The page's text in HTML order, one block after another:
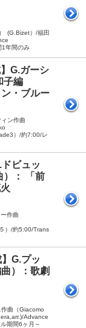
(G.Bizet）/福田
1年間のみ
G.ガーシ
子編
・ブルー
ィン作曲
）/約7:00/レ
ビュッ
）： 「前
ー作曲
）/約5:00/Trans
G.プッ
）：歌劇
曲（Giacomo
Advance
期間6ヶ月～